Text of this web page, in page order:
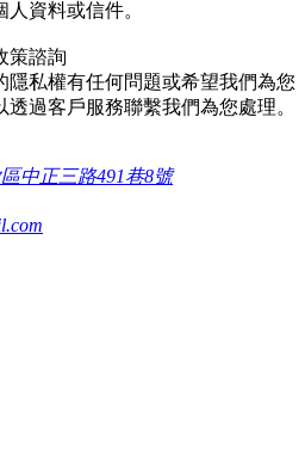
資料或信件。
策諮詢
隱私權有任何問題或希望我們為您
過客戶服務聯繫我們為您處理。
中正三路491巷8號